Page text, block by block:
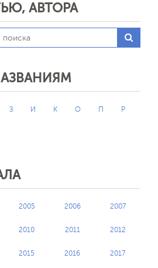
АВТОРА
З И К О П Р
2005 2006 2007
2010 2011 2012
2015 2016 2017